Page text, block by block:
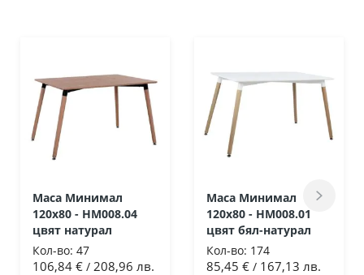
Маса Минимал
120х80 - HM008.04
цвят натурал
Кол-во: 47
106,84 € / 208,96 лв.
Маса Минимал
120х80 - HM008.01
цвят бял-натурал
Кол-во: 174
85,45 € / 167,13 лв.